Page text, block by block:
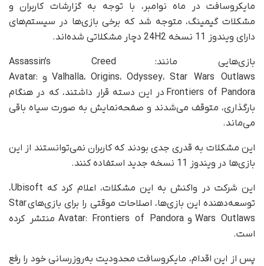
مایکروسافت در ماه نوامبر، با توجه به گزارشات کاربران و
مشکلات گیمینگ، متوجه شد که برخی بازی‌ها در سیستم‌های
دارای ویندوز 11 نسخه 24H2 دچار مشکلاتی شده‌اند.
بازی‌هایی مانند: Assassin’s Creed
Valhalla، Origins، Odyssey، Star Wars Outlaws و Avatar:
Frontiers of Pandora در این دسته قرار داشتند، که در هنگام
بارگذاری، متوقف می‌شدند و صفحه‌نمایش به‌ صورت سیاه باقی
می‌ماند.
این مشکلات به قدری جدی بودند که کاربران نمی‌توانستند از این
بازی‌ها در ویندوز 11 نسخه جدید استفاده کنند.
این شرکت در واکنش به این مشکلات، اعلام کرد که Ubisoft،
توسعه‌دهنده این بازی‌ها، اصلاحات موقتی را برای بازی‌های Star
Wars Outlaws و Avatar: Frontiers of Pandora منتشر کرده
است.
پس از این اقدام، مایکروسافت محدودیت به‌روزرسانی خود را رفع